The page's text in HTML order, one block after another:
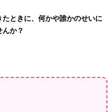
ときに、何かや誰かのせいに
か？